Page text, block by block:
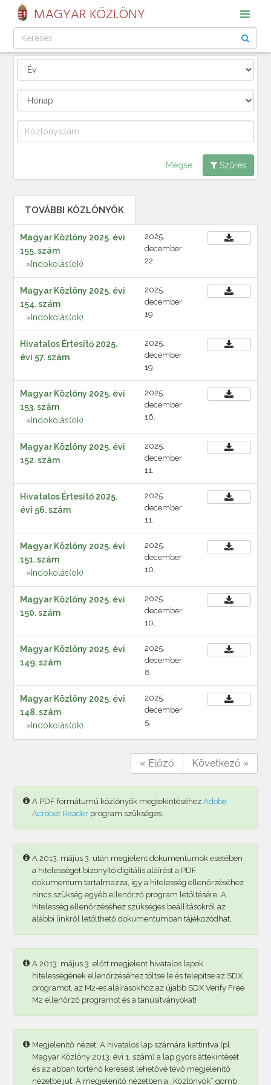
MAGYAR KÖZLÖNY
Mégse Szűrés
TOVÁBBI KÖZLÖNYÖK
Magyar Közlöny 2025. évi
155. szám
»Indokolás(ok)
2025.
december
22.
Magyar Közlöny 2025. évi
154. szám
»Indokolás(ok)
2025.
december
19.
Hivatalos Értesítő 2025.
évi 57. szám
2025.
december
19.
Magyar Közlöny 2025. évi
153. szám
»Indokolás(ok)
2025.
december
16.
Magyar Közlöny 2025. évi
152. szám
2025.
december
11.
Hivatalos Értesítő 2025.
évi 56. szám
2025.
december
11.
Magyar Közlöny 2025. évi
151. szám
»Indokolás(ok)
2025.
december
10.
Magyar Közlöny 2025. évi
150. szám
2025.
december
10.
Magyar Közlöny 2025. évi
149. szám
2025.
december
8.
Magyar Közlöny 2025. évi
148. szám
»Indokolás(ok)
2025.
december
5.
« Előző Következő »
A PDF formátumú közlönyök megtekintéséhezAdobe
Acrobat Reader program szükséges.
A 2013. május 3. után megjelent dokumentumok esetében
a hitelességet bizonyító digitális aláírást a PDF
dokumentum tartalmazza, így a hitelesség ellenőrzéséhez
nincs szükség egyéb ellenőrző program letöltésére. A
hitelesség ellenőrzéséhez szükséges beállításokról az
alábbi linkről letölthető dokumentumban tájékozódhat.
A 2013. május 3. előtt megjelent hivatalos lapok
hitelességének ellenőrzéséhez töltse le és telepítse az SDX
programot, az M2-es aláírásokhoz az újabb SDX Verify Free
M2 ellenőrző programot és a tanúsítványokat!
Megjelenítő nézet: A hivatalos lap számára kattintva (pl.
Magyar Közlöny 2013. évi 1. szám) a lap gyors áttekintését
és az abban történő keresést lehetővé tévő megjelenítő
nézetbe jut. A megjelenítő nézetben a „Közlönyök” gomb